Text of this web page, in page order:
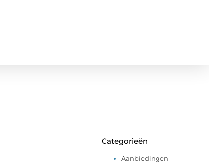
Categorieën
Aanbiedingen